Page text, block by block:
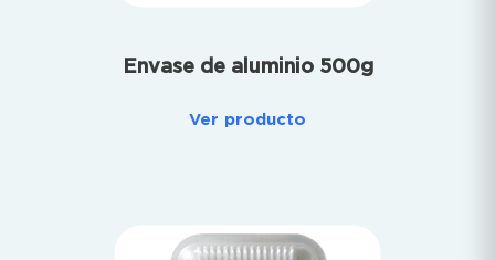
Envase de aluminio 500g
Ver producto